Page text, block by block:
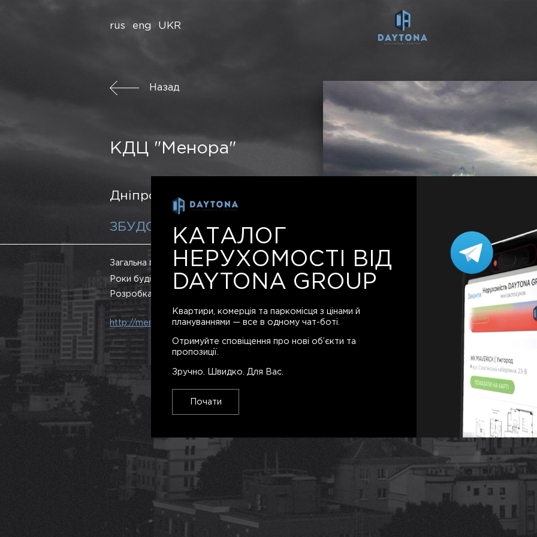
Назад
КДЦ "Менора"
Дніпро
ЗБУДОВАНИЙ
Загальна площа 50000 м2
Роки будівництва 2009-2011
Розробка концепції
http://menorah-center.com
rus eng UKR
КАТАЛОГ
НЕРУХОМОСТІ ВІД
DAYTONA GROUP
Квартири, комерція та паркомісця з цінами й
плануваннями — все в одному чат-боті.
Отримуйте сповіщення про нові об’єкти та
пропозиції.
Зручно. Швидко. Для Вас.
Почати